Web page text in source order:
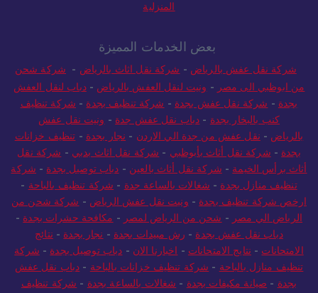
المنزلية
بعض الخدمات المميزة
شركة نقل عفش بالرياض - شركة نقل اثاث بالرياض - شركة شحن
من ابوظبي الى مصر - ونيت لنقل العفش بالرياض -دباب لنقل العفش
بجدة - شركة نقل عفش بجدة - شركة تنظيف بجدة - شركة تنظيف
كنب بالبخار بجدة - دباب نقل عفش جدة - ونيت نقل عفش
بالرياض - نقل عفش من جدة الي الاردن - نجار بجدة - تنظيف خزانات
بجدة - شركة نقل أثاث بأبوظبي - شركة نقل اثاث بدبي - شركة نقل
أثاث برأس الخيمة - شركة نقل أثاث بالعين - دباب توصيل بجدة - شركة
تنظيف منازل بجدة - شغالات بالساعة جدة - شركة تنظيف بالباحة -
ارخص شركة تنظيف بجدة - ونيت نقل عفش الرياض - شركة شحن من
الرياض الي مصر - شحن من الرياض لمصر - مكافحة حشرات بجدة -
دباب نقل عفش بجدة - رش مبيدات بجدة - نجار بجدة - نتائج
الامتحانات - نتايج الامتحانات - اخبارنا الان - دباب توصيل بجدة - شركة
تنظيف منازل بالباحة - شركة تنظيف خزانات بالباحة - دباب نقل عفش
بجدة - صيانة مكيفات بجدة - شغالات بالساعة بجدة - شركة تنظيف